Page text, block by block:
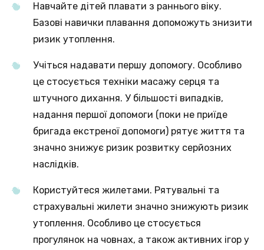
Навчайте дітей плавати з раннього віку.
Базові навички плавання допоможуть знизити
ризик утоплення.
Учіться надавати першу допомогу. Особливо
це стосується техніки масажу серця та
штучного дихання. У більшості випадків,
надання першої допомоги (поки не приїде
бригада екстреної допомоги) рятує життя та
значно знижує ризик розвитку серйозних
наслідків.
Користуйтеся жилетами. Рятувальні та
страхувальні жилети значно знижують ризик
утоплення. Особливо це стосується
прогулянок на човнах, а також активних ігор у